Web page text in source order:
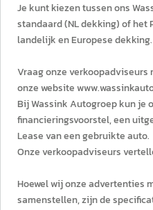
Je kunt kiezen tussen ons
standaard (NL dekking) of het
landelijk en Europese dekking.
Vraag onze verkoopadviseurs
onze website
Bij Wassink Autogroep kun je
financieringsvoorstel, een
Lease van een gebruikte auto.
Onze verkoopadviseurs
Hoewel wij onze advertenties
samenstellen, zijn de